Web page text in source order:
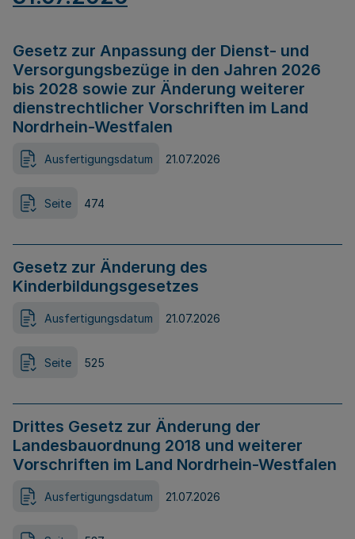
Gesetz zur Anpassung der Dienst- und
Versorgungsbezüge in den Jahren 2026
bis 2028 sowie zur Änderung weiterer
dienstrechtlicher Vorschriften im Land
Nordrhein-Westfalen
Ausfertigungsdatum 21.07.2026
Seite 474
Gesetz zur Änderung des
Kinderbildungsgesetzes
Ausfertigungsdatum 21.07.2026
Seite 525
Drittes Gesetz zur Änderung der
Landesbauordnung 2018 und weiterer
Vorschriften im Land Nordrhein-Westfalen
Ausfertigungsdatum 21.07.2026